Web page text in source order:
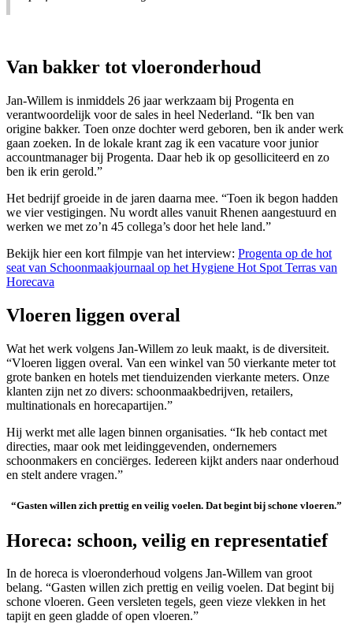
Van bakker tot vloeronderhoud
Jan-Willem is inmiddels 26 jaar werkzaam bij Progenta en
verantwoordelijk voor de sales in heel Nederland. “Ik ben van
origine bakker. Toen onze dochter werd geboren, ben ik ander werk
gaan zoeken. In de lokale krant zag ik een vacature voor junior
accountmanager bij Progenta. Daar heb ik op gesolliciteerd en zo
ben ik erin gerold.”
Het bedrijf groeide in de jaren daarna mee. “Toen ik begon hadden
we vier vestigingen. Nu wordt alles vanuit Rhenen aangestuurd en
werken we met zo’n 45 collega’s door het hele land.”
Bekijk hier een kort filmpje van het interview: Progenta op de hot
seat van Schoonmaakjournaal op het Hygiene Hot Spot Terras van
Horecava
Vloeren liggen overal
Wat het werk volgens Jan-Willem zo leuk maakt, is de diversiteit.
“Vloeren liggen overal. Van een winkel van 50 vierkante meter tot
grote banken en hotels met tienduizenden vierkante meters. Onze
klanten zijn net zo divers: schoonmaakbedrijven, retailers,
multinationals en horecapartijen.”
Hij werkt met alle lagen binnen organisaties. “Ik heb contact met
directies, maar ook met leidinggevenden, ondernemers
schoonmakers en conciërges. Iedereen kijkt anders naar onderhoud
en stelt andere vragen.”
“Gasten willen zich prettig en veilig voelen. Dat begint bij schone vloeren.”
Horeca: schoon, veilig en representatief
In de horeca is vloeronderhoud volgens Jan-Willem van groot
belang. “Gasten willen zich prettig en veilig voelen. Dat begint bij
schone vloeren. Geen versleten tegels, geen vieze vlekken in het
tapijt en geen gladde of open vloeren.”